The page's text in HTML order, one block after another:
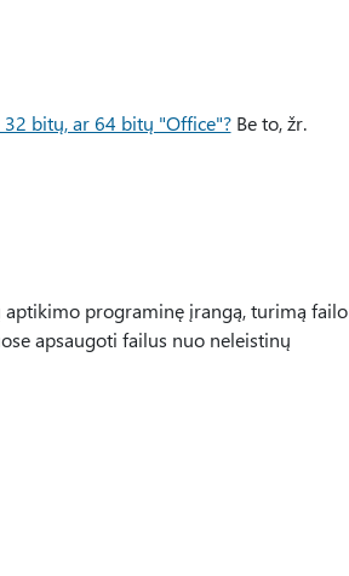
bitų, ar 64 bitų "Office"?Be to, žr.
programinę įrangą, turimą failo
apsaugoti failus nuo neleistinų